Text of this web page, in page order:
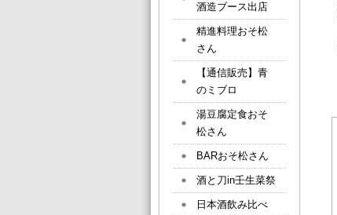
酒造ブース出店
精進料理おそ松
さん
【通信販売】青
のミブロ
湯豆腐定食おそ
松さん
BARおそ松さん
酒と刀in壬生菜祭
日本酒飲み比べ